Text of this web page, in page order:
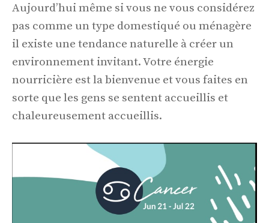
Aujourd’hui même si vous ne vous considérez
pas comme un type domestiqué ou ménagère
il existe une tendance naturelle à créer un
environnement invitant. Votre énergie
nourricière est la bienvenue et vous faites en
sorte que les gens se sentent accueillis et
chaleureusement accueillis.